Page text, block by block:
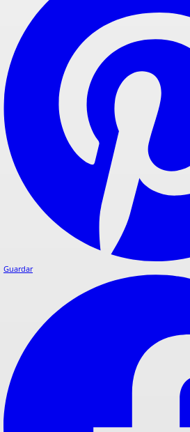
Guardar